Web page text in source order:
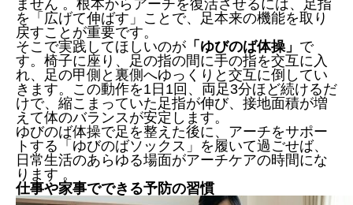
ません 。根本からアーチを復活させるには、足指
を「広げて伸ばす」ことで、足本来の機能を取り
戻すことが重要です。
そこで実践してほしいのが 「ゆびのば体操」 で
す。椅子に座り、足の指の間に手の指を交互に入
れ、足の甲側と裏側へゆっくりと交互に倒してい
きます。この動作を1日1回、両足3分ほど続けるだ
けで、縮こまっていた足指が伸び、接地面積が増
えて体のバランスが安定します。
ゆびのば体操で足を整えた後に、アーチをサポー
トする「ゆびのばソックス」を履いて過ごせば、
日常生活のあらゆる場面がアーチケアの時間にな
ります 。
仕事や家事でできる予防の習慣